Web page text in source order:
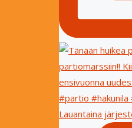
Lauantaina